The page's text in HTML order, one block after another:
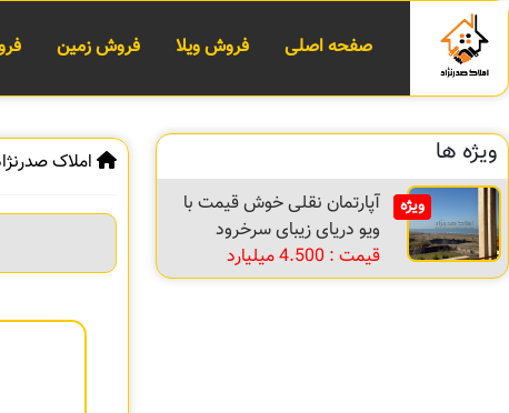
صفحه اصلی فروش ویلا فروش زمین
املاک ویژه ها
ویژه
آپارتمان نقلی خوش قیمت با
ویو دریای زیبای سرخرود
قیمت : 4.500 میلیارد